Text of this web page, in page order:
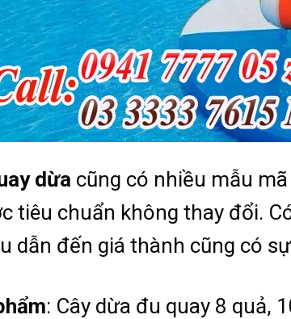
dừa cũng có nhiều mẫu
tiêu chuẩn không thay đổi.
dẫn đến giá thành cũng có
: Cây dừa đu quay 8 quả,